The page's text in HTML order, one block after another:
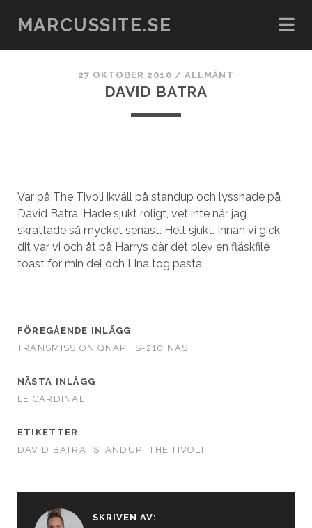
MARCUSSITE.SE
27 OKTOBER 2010 / ALLMÄNT
DAVID BATRA
Var på The Tivoli ikväll på standup och lyssnade på
David Batra. Hade sjukt roligt, vet inte när jag
skrattade så mycket senast. Helt sjukt. Innan vi gick
dit var vi och åt på Harrys där det blev en fläskfilé
toast för min del och Lina tog pasta.
FÖREGÅENDE INLÄGG
TRANSMISSION QNAP TS-210 NAS
NÄSTA INLÄGG
LE CARDINAL
ETIKETTER
DAVID BATRA
STANDUP THE TIVOLI
SKRIVEN AV: